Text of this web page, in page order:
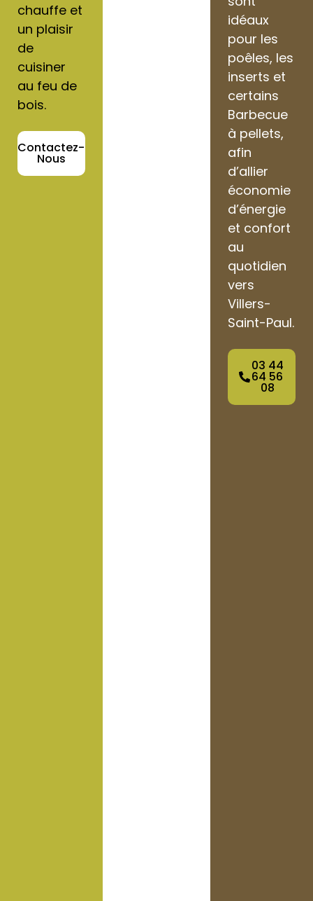
chauffe et
un plaisir
de
cuisiner
au feu de
bois.
Contactez-
Nous
idéaux
pour les
poêles, les
inserts et
certains
Barbecue
à pellets,
afin
d’allier
économie
d’énergie
et confort
au
quotidien
vers
Villers-
Saint-Paul.
03 44
64 56
08